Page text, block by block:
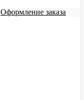
Оформление заказа